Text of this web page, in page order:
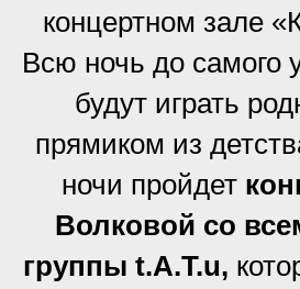
концертном зале
Всю ночь до самого
будут играть
прямиком из
ночи пройдет
Волковой со
группы t.A.T.u,